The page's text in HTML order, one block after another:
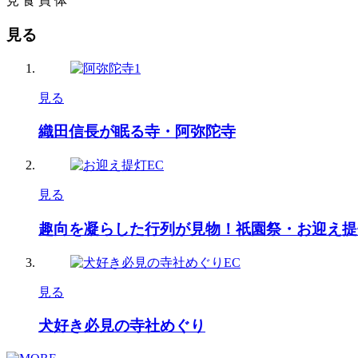
見る
見る
織田信長が眠る寺・阿弥陀寺
見る
趣向を凝らした行列が見物！祇園祭・お迎え
見る
犬好き必見の寺社めぐり